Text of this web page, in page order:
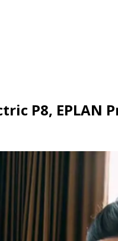
P8, EPLAN